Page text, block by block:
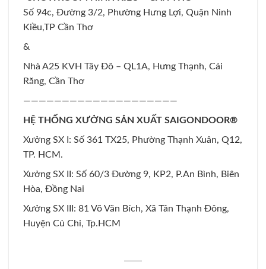
Số 94c, Đường 3/2, Phường Hưng Lợi, Quận Ninh
Kiều,TP Cần Thơ
&
Nhà A25 KVH Tây Đô – QL1A, Hưng Thạnh, Cái
Răng, Cần Thơ
————————————————————
HỆ THỐNG XƯỞNG SẢN XUẤT SAIGONDOOR®
Xưởng SX I: Số 361 TX25, Phường Thạnh Xuân, Q12,
TP. HCM.
Xưởng SX II: Số 60/3 Đường 9, KP2, P.An Bình, Biên
Hòa, Đồng Nai
Xưởng SX III: 81 Võ Văn Bích, Xã Tân Thạnh Đông,
Huyện Củ Chi, Tp.HCM